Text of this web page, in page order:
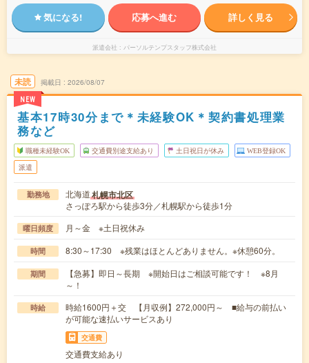
気になる! 応募へ進む 詳しく見る
派遣会社 パーソルテンプスタッフ株式会社
未読
NEW
掲載日 2026/08/07
基本17時30分まで＊未経験OK＊契約書処理業
務など
職種未経験OK 交通費別途支給あり 土日祝日が休み WEB登録OK
派遣
勤務地 北海道札幌市北区
さっぽろ駅から徒歩3分／札幌駅から徒歩1分
曜日頻度 月～金 ※土日祝休み
時間 8:30～17:30 ※残業はほとんどありません。※休憩60分。
期間
【急募】即日～長期 ※開始日はご相談可能です！ ※8月
～！
時給
時給1600円＋交 【月収例】272,000円～ ■給与の前払い
が可能な速払いサービスあり
交通費
交通費支給あり